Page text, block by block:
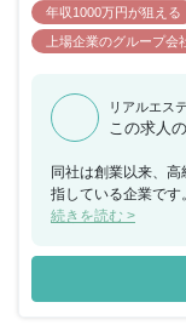
年収1000万円が狙える
上場企業のグループ会
リアルエス
この求人
同社は創業以来、
指している企業で
でも多くの方にマイ
は3206万円。これ
しい。そこで同社
トマネジメントを
続きを読む >